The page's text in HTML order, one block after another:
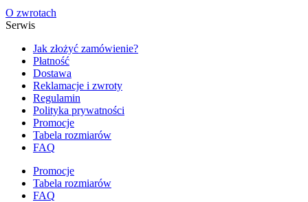
O zwrotach
Serwis
Jak złożyć zamówienie?
Płatność
Dostawa
Reklamacje i zwroty
Regulamin
Polityka prywatności
Promocje
Tabela rozmiarów
FAQ
Promocje
Tabela rozmiarów
FAQ